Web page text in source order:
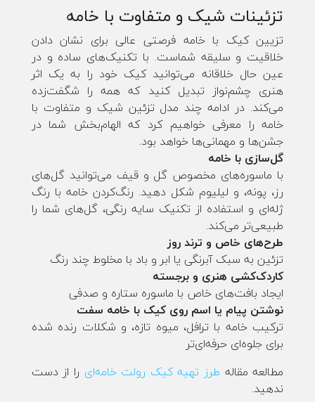
تزئینات شیک و متفاوت با خامه
تزیین کیک با خامه فرصتی عالی برای نشان دادن
خلاقیت و سلیقه شماست. با تکنیک‌های ساده و در
عین حال خلاقانه می‌توانید کیک خود را به یک اثر
هنری چشم‌نواز تبدیل کنید که همه را شگفت‌زده
می‌کند. در ادامه چند مدل تزئین شیک و متفاوت با
خامه را معرفی خواهیم کرد که الهام‌بخش شما در
جشن‌ها و مهمانی‌ها خواهد بود.
گل‌سازی با خامه
با ماسوره‌های مخصوص گل و قیف می‌توانید گل‌های
رز، پونه، و لیلیوم شکل دهید. رنگ‌کردن خامه با رنگ
ژله‌ای و استفاده از تکنیک سایه رنگی، گل‌های شما را
طبیعی‌تر می‌کند.
طرح‌های خاص و ترند روز
تزئین به سبک آبرنگی یا ابر و باد با مخلوط چند رنگ
کاردک‌کشی هنری و برجسته
ایجاد بافت‌های خاص با ماسوره ستاره و صدفی
نوشتن پیام یا اسم روی کیک با خامه سفت
ترکیب خامه با ترافل، میوه تازه، و شکلات رنده شده
برای جلوه‌ای حرفه‌ای‌تر
مطالعه مقاله طرز تهیه کیک رولت خامه‌ای را از دست
ندهید.